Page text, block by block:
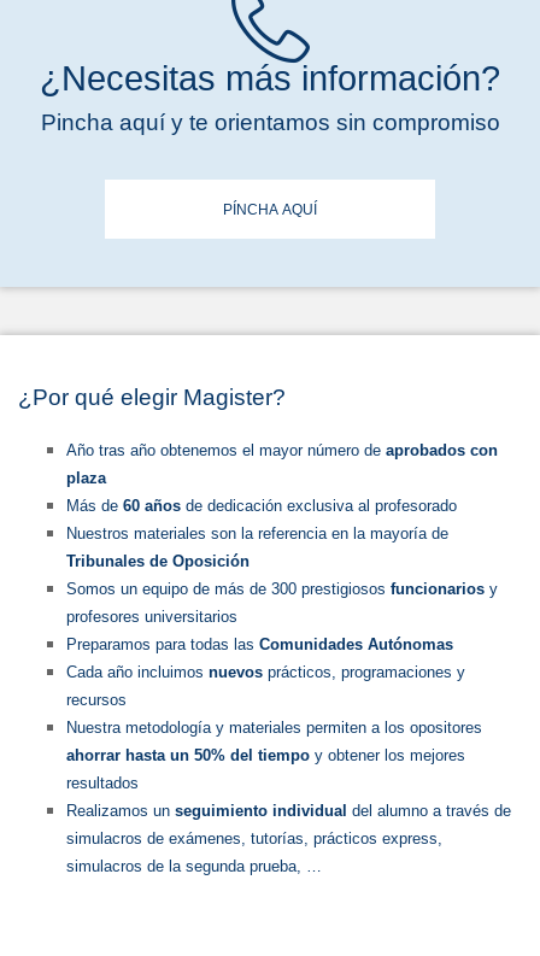
¿Necesitas más información?
Pincha aquí y te orientamos sin compromiso
PÍNCHA AQUÍ
¿Por qué elegir Magister?
Año tras año obtenemos el mayor número de aprobados con
plaza
Más de 60 años de dedicación exclusiva al profesorado
Nuestros materiales son la referencia en la mayoría de
Tribunales de Oposición
Somos un equipo de más de 300 prestigiosos funcionarios y
profesores universitarios
Preparamos para todas las Comunidades Autónomas
Cada año incluimos nuevos prácticos, programaciones y
recursos
Nuestra metodología y materiales permiten a los opositores
ahorrar hasta un 50% del tiempo y obtener los mejores
resultados
Realizamos un seguimiento individual del alumno a través de
simulacros de exámenes, tutorías, prácticos express,
simulacros de la segunda prueba, …